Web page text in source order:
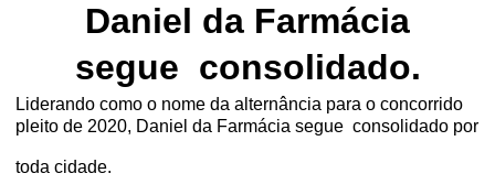
Daniel da Farmácia
segue consolidado.
Liderando como o nome da alternância para o concorrido
pleito de 2020, Daniel da Farmácia segue consolidado por
toda cidade.